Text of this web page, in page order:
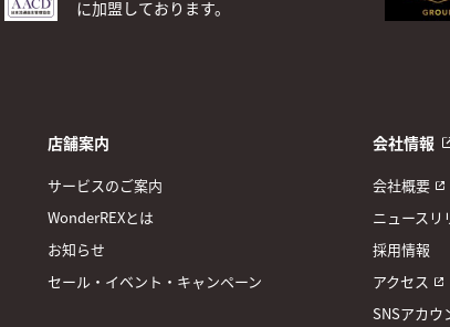
に加盟しております。
店舗案内
サービスのご案内
WonderREXとは
お知らせ
セール・イベント・キャンペーン
会社情報
会社概要
ニュースリ
採用情報
アクセス
SNSアカウ